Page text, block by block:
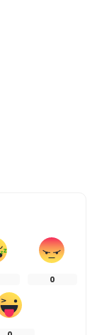
0